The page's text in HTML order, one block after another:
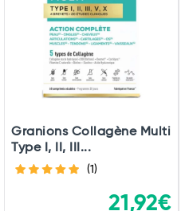
Granions Collagène Multi
Type I, II, III...
(1)
21,92€